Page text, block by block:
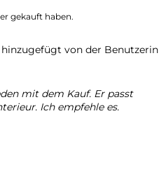
gekauft haben.
hinzugefügt von der Benutzerin
mit dem Kauf. Er passt
Ich empfehle es.